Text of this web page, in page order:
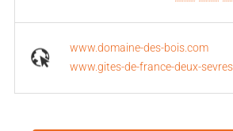
www.domaine-des-bois.com
www.gites-de-france-deux-